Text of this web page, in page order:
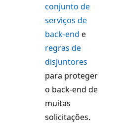
conjunto de
serviços de
back-end e
regras de
disjuntores
para proteger
o back-end de
muitas
solicitações.